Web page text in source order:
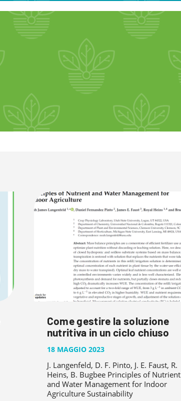
Come gestire la soluzione
nutritiva in un ciclo chiuso
18 MAGGIO 2023
J. Langenfeld, D. F. Pinto, J. E. Faust, R.
Heins, B. Bugbee Principles of Nutrient
and Water Management for Indoor
Agriculture Sustainability